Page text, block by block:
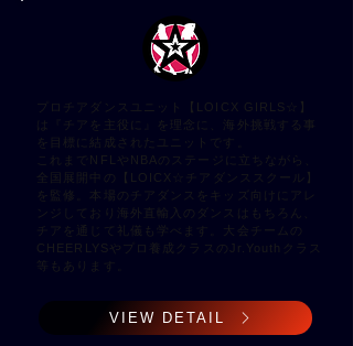
プロチアダンスユニット【LOICX GIRLS☆】
は『チアを主役に』を理念に、海外挑戦する事
を目標に結成されたユニットです。
これまでNFLやNBAのステージに立ちながら、
全国展開中の【LOICX☆チアダンススクール】
を監修。本場のチアダンスをキッズ向けにアレ
ンジしており海外直輸入のダンスはもちろん、
チアを通じて礼儀も学べます。大会チームの
CHEERLYSやプロ養成クラスのJr.Youthクラス
VIEW DETAIL